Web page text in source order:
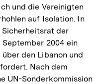
und die Vereinigten
auf Isolation. In
der
2004 ein
den Libanon und
Nach dem
UN-Sonderkommission